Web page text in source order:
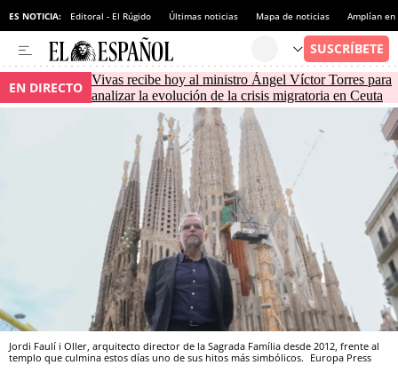
ES NOTICIA: Editoral - El Rúgido Últimas noticias Mapa de noticias Amplían
EN DIRECTO Vivas recibe hoy al ministro Ángel Víctor Torres para
analizar la evolución de la crisis migratoria en Ceuta
Jordi Faulí i Oller, arquitecto director de la Sagrada Família desde 2012, frente al
templo que culmina estos días uno de sus hitos más simbólicos. Europa Press